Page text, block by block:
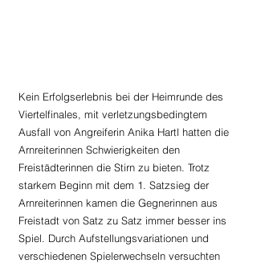
Kein Erfolgserlebnis bei der Heimrunde des
Viertelfinales, mit verletzungsbedingtem
Ausfall von Angreiferin Anika Hartl hatten die
Arnreiterinnen Schwierigkeiten den
Freistädterinnen die Stirn zu bieten. Trotz
starkem Beginn mit dem 1. Satzsieg der
Arnreiterinnen kamen die Gegnerinnen aus
Freistadt von Satz zu Satz immer besser ins
Spiel. Durch Aufstellungsvariationen und
verschiedenen Spielerwechseln versuchten